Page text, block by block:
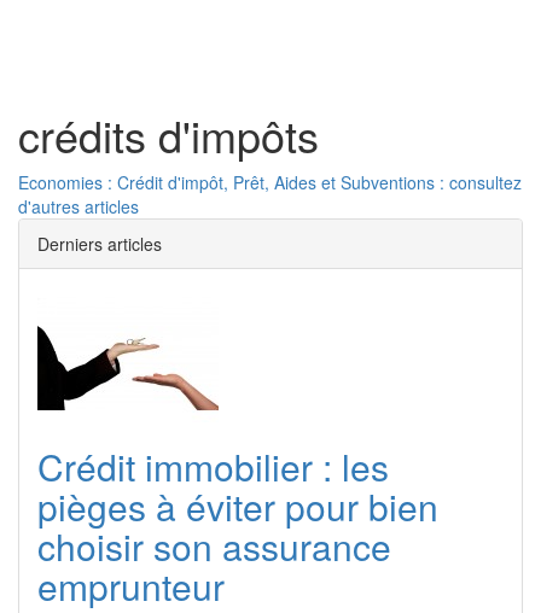
crédits d'impôts
Economies : Crédit d'impôt, Prêt, Aides et Subventions : consultez
d'autres articles
Derniers articles
Crédit immobilier : les
pièges à éviter pour bien
choisir son assurance
emprunteur